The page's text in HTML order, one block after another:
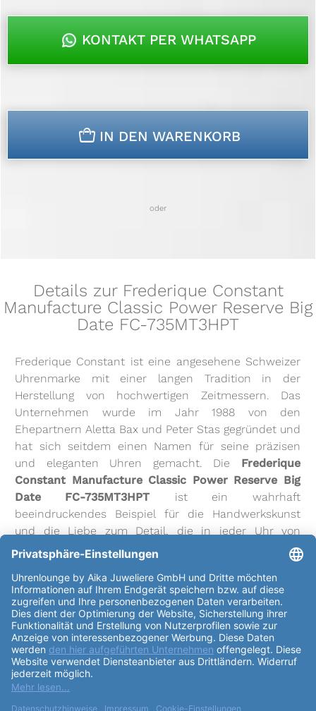
KONTAKT PER WHATSAPP
n IN DEN WARENKORB
oder
Details zur Frederique Constant
Manufacture Classic Power Reserve Big
Date FC-735MT3HPT
Frederique Constant ist eine angesehene Schweizer
Uhrenmarke mit einer langen Tradition in der
Herstellung von hochwertigen Zeitmessern. Das
Unternehmen wurde im Jahr 1988 von den
Ehepartnern Aletta Bax und Peter Stas gegründet und
hat sich seitdem einen Namen für seine präzisen
und eleganten Uhren gemacht. Die Frederique
Constant Manufacture Classic Power Reserve Big
Date FC-735MT3HPT ist ein wahrhaft
beeindruckendes Beispiel für die Handwerkskunst
und die Liebe zum Detail, die in jeder Uhr von
Frederique Constant steckt. Das
der Uhr
besteht aus erstklassigem Platin und hat einen
Durchmesservon 40mm sowie eineHöhevon
12.19mm. DasGehäuseist bis zu 30m wasserdicht
und verfügt über einen Gehäuseboden aus Platin.
Das Uhrwerk derFrederique Constant Manufacture
Classic Power Reserve Big Date FC-735MT3HPT
besteht aus 32 Steinen und wird automatisch
aufgezogen. Das